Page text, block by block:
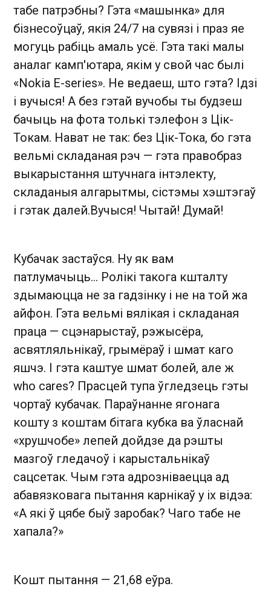
табе патрэбны? Гэта «машынка» для
бізнесоўцаў, якія 24/7 на сувязі і праз яе
могуць рабіць амаль усё. Гэта такі малы
аналаг камп'ютара, якім у свой час былі
«Nokia E-series». Не ведаеш, што гэта? Ідзі
і вучыся! А без гэтай вучобы ты будзеш
бачыць на фота толькі тэлефон з Цік-
Токам. Нават не так: без Цік-Тока, бо гэта
вельмі складаная рэч — гэта правобраз
выкарыстання штучнага інтэлекту,
складаныя алгарытмы, сістэмы хэштэгаў
і гэтак далей.Вучыся! Чытай! Думай!
Кубачак застаўся. Ну як вам
патлумачыць... Ролікі такога кшталту
здымаюцца не за гадзінку і не на той жа
айфон. Гэта вельмі вялікая і складаная
праца — сцэнарыстаў, рэжысёра,
асвятляльнікаў, грымёраў і шмат каго
яшчэ. І гэта каштуе шмат болей, але ж
who cares? Прасцей тупа ўгледзець гэты
чортаў кубачак. Параўнанне ягонага
кошту з коштам бітага кубка ва ўласнай
«хрушчобе» лепей дойдзе да рэшты
мазгоў гледачоў і карыстальнікаў
сацсетак. Чым гэта адрозніваецца ад
абавязковага пытання карнікаў у іх відэа:
«А які ў цябе быў заробак? Чаго табе не
хапала?»
Кошт пытання — 21,68 еўра.